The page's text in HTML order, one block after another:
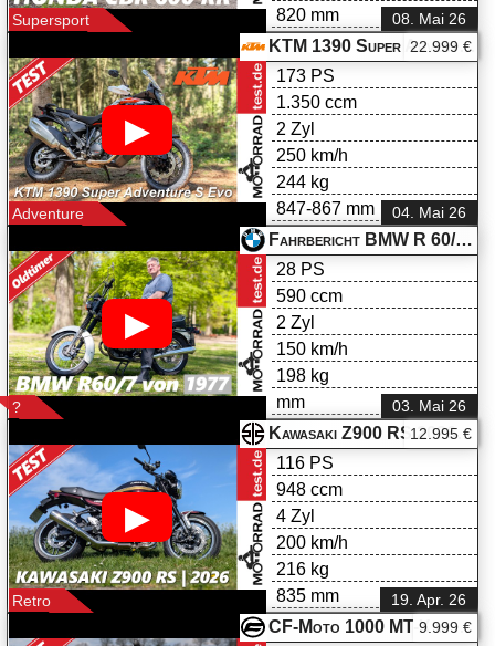
08. Mai 26
Supersport
820 mm
▶
KTM 1390 Super Adventure S Evo im Test
04. Mai 26
Adventure
22.999 €
173 PS
1.350 ccm
2 Zyl
250 km/h
244 kg
847-867 mm
▶
Fahrbericht BMW R 60/7 Baujahr 1977
03. Mai 26
?
28 PS
590 ccm
2 Zyl
150 km/h
198 kg
mm
▶
Kawasaki Z900 RS 2026 im Test
19. Apr. 26
Retro
12.995 €
116 PS
948 ccm
4 Zyl
200 km/h
216 kg
835 mm
CF-Moto 1000 MT-X im Test
9.999 €